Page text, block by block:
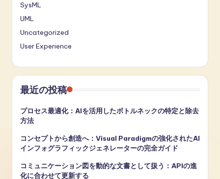
SysML
UML
Uncategorized
User Experience
最近の投稿
プロセス最適化：AIを活用したボトルネックの特定と除去
方法
コンセプトから創造へ：Visual Paradigmの強化されたAI
インフォグラフィックジェネレーターの完全ガイド
コミュニケーション図を動的な文書として扱う：APIの進
化に合わせて更新する